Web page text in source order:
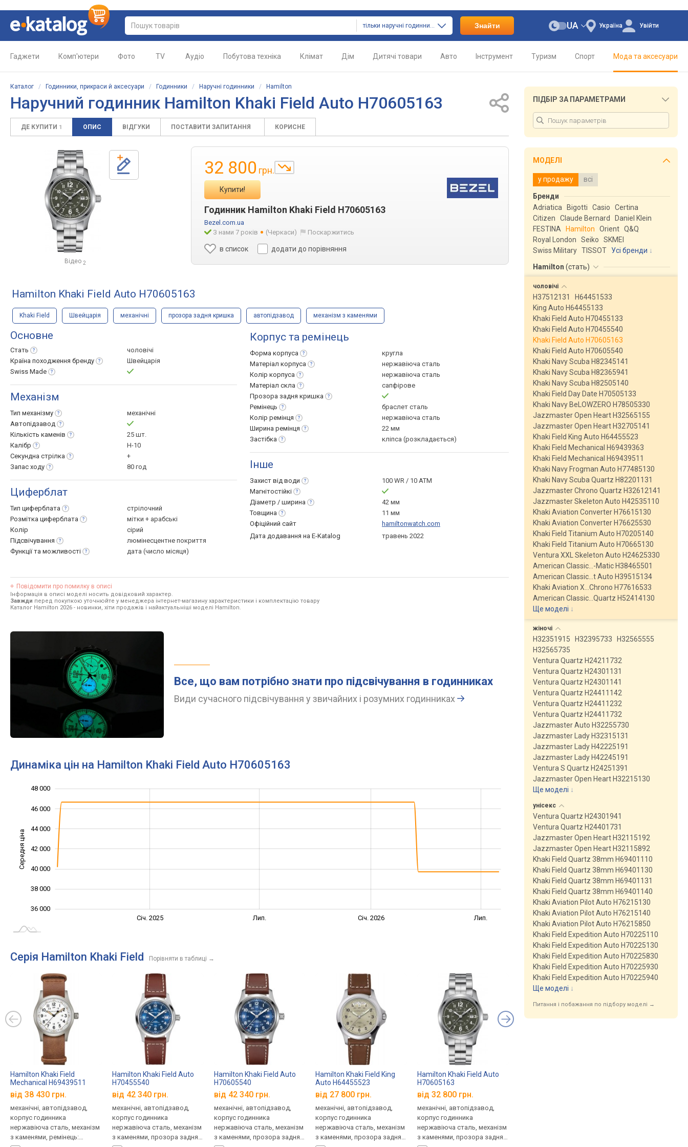
тільки наручні годинники Знайти Україна
UA Увійти
Гаджети Комп'ютери Фото TV Аудіо Побутова техніка Клімат Дім Дитячі товари Авто Інструмент Туризм Спорт Мода та аксесуари
Каталог / Годинники, прикраси й аксесуари / Годинники / Наручні годинники / Hamilton
Наручний годинник Hamilton Khaki Field Auto H70605163
ДЕ КУПИТИ 1 ОПИС ВІДГУКИ ПОСТАВИТИ ЗАПИТАННЯ КОРИСНЕ
Відео 2
32 800 грн.
Купити!
Годинник Hamilton Khaki Field H70605163
Bezel.com.ua
З нами 7 років
(Черкаси) Поскаржитись
в список додати до порівняння
Hamilton Khaki Field Auto H70605163
Khaki Field Швейцарія механічні прозора задня кришка автопідзавод механізм з каменями
Основне
Стать
чоловічі
Країна походження бренду
Швейцарія
Swiss Made
Механізм
Тип механізму
механічні
Автопідзавод
Кількість каменів
25 шт.
Калібр
H-10
Секундна стрілка
+
Запас ходу 80 год
Циферблат
Тип циферблата
стрілочний
Розмітка циферблата
мітки + арабські
Колір
сірий
Підсвічування
люмінесцентне покриття
Функції та можливості дата (число місяця)
Корпус та ремінець
Форма корпуса
кругла
Матеріал корпуса
нержавіюча сталь
Колір корпуса
нержавіюча сталь
Матеріал скла
сапфірове
Прозора задня кришка
Ремінець
браслет сталь
Колір ремінця
нержавіюча сталь
Ширина ремінця
22 мм
Застібка
кліпса (розкладається)
Інше
Захист від води
100 WR / 10 ATM
Магнітостійкі
Діаметр / ширина
42 мм
Товщина
11 мм
Офіційний сайт
hamiltonwatch.com
Дата додавання на E-Katalog
травень 2022
Повідомити про помилку в описі
Інформація в описі моделі носить довідковий характер.
Завжди перед покупкою уточнюйте у менеджера інтернет-магазину характеристики і комплектацію товару
Каталог Hamilton 2026 - новинки, хіти продажів і найактуальніші моделі Hamilton.
Все, що вам потрібно знати про підсвічування в годинниках
Види сучасного підсвічування у звичайних і розумних годинниках
Динаміка цін на Hamilton Khaki Field Auto H70605163
Середня ціна 36 000
36 000
38 000
40 000
42 000
44 000
46 000
48 000
Січ. 2025 Лип. Січ. 2026 Лип.
Серія Hamilton Khaki Field Порівняти в таблиці →
Hamilton Khaki Field
Mechanical H69439511
від 38 430 грн.
механічні, автопідзавод,
корпус годинника
нержавіюча сталь, механізм
з каменями, ремінець:
Hamilton Khaki Field Auto
H70455540
від 42 340 грн.
механічні, автопідзавод,
корпус годинника
нержавіюча сталь, механізм
з каменями, прозора задня
Hamilton Khaki Field Auto
H70605540
від 42 340 грн.
механічні, автопідзавод,
корпус годинника
нержавіюча сталь, механізм
з каменями, прозора задня
Hamilton Khaki Field King
Auto H64455523
від 27 800 грн.
механічні, автопідзавод,
корпус годинника
нержавіюча сталь, механізм
з каменями, прозора задня
Hamilton Khaki Field Auto
H70605163
від 32 800 грн.
механічні, автопідзавод,
корпус годинника
нержавіюча сталь, механізм
з каменями, прозора задня
ПІДБІР ЗА ПАРАМЕТРАМИ
МОДЕЛІ
у продажу всі
Бренди
Adriatica
Bigotti Casio
Certina
Citizen
Claude Bernard
Daniel Klein
FESTINA
Hamilton Orient Q&Q
Royal London
Seiko
SKMEI
Swiss Military TISSOT
Усі бренди
Hamilton (стать)
чоловічі
H37512131
H64451533
King Auto H64455133
Khaki Field Auto H70455133
Khaki Field Auto H70455540
Khaki Field Auto H70605163
Khaki Field Auto H70605540
Khaki Navy Scuba H82345141
Khaki Navy Scuba H82365941
Khaki Navy Scuba H82505140
Khaki Field Day Date H70505133
Khaki Navy BeLOWZERO H78505330
Jazzmaster Open Heart H32565155
Jazzmaster Open Heart H32705141
Khaki Field King Auto H64455523
Khaki Field Mechanical H69439363
Khaki Field Mechanical H69439511
Khaki Navy Frogman Auto H77485130
Khaki Navy Scuba Quartz H82201131
Jazzmaster Chrono Quartz H32612141
Jazzmaster Skeleton Auto H42535110
Khaki Aviation Converter H76615130
Khaki Aviation Converter H76625530
Khaki Field Titanium Auto H70205140
Khaki Field Titanium Auto H70665130
Ventura XXL Skeleton Auto H24625330
American Classic…-Matic H38465501
American Classic…t Auto H39515134
Khaki Aviation X…Chrono H77616533
American Classic…Quartz H52414130
Ще моделі ↓
жіночі
H32351915 H32395733
H32565555
H32565735
Ventura Quartz H24211732
Ventura Quartz H24301131
Ventura Quartz H24301141
Ventura Quartz H24411142
Ventura Quartz H24411232
Ventura Quartz H24411732
Jazzmaster Auto H32255730
Jazzmaster Lady H32315131
Jazzmaster Lady H42225191
Jazzmaster Lady H42245191
Ventura S Quartz H24251391
Jazzmaster Open Heart H32215130
Ще моделі ↓
унісекс
Ventura Quartz H24301941
Ventura Quartz H24401731
Jazzmaster Open Heart H32115192
Jazzmaster Open Heart H32115892
Khaki Field Quartz 38mm H69401110
Khaki Field Quartz 38mm H69401130
Khaki Field Quartz 38mm H69401131
Khaki Field Quartz 38mm H69401140
Khaki Aviation Pilot Auto H76215130
Khaki Aviation Pilot Auto H76215140
Khaki Aviation Pilot Auto H76215850
Khaki Field Expedition Auto H70225110
Khaki Field Expedition Auto H70225130
Khaki Field Expedition Auto H70225830
Khaki Field Expedition Auto H70225930
Khaki Field Expedition Auto H70225940
Ще моделі ↓
Питання і побажання по підбору моделі →